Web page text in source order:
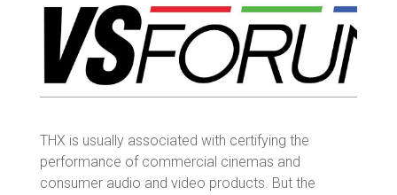
THX is usually associated with certifying the
performance of commercial cinemas and
consumer audio and video products. But the